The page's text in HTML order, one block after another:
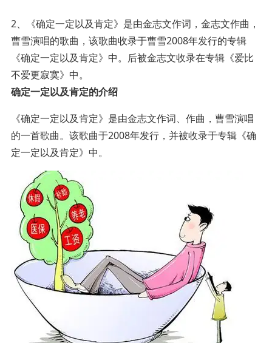
2、《确定一定以及肯定》是由金志文作词，金志文作曲，
曹雪演唱的歌曲，该歌曲收录于曹雪2008年发行的专辑
《确定一定以及肯定》中。后被金志文收录在专辑《爱比
不爱更寂寞》中。
确定一定以及肯定的介绍
《确定一定以及肯定》是由金志文作词、作曲，曹雪演唱
的一首歌曲。该歌曲于2008年发行，并被收录于专辑《确
定一定以及肯定》中。